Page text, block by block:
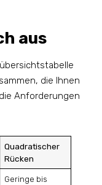
aus
die Ihnen
Anforderungen
Quadratischer
Rücken
Geringe bis